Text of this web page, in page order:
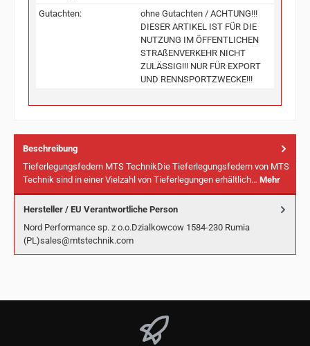
Gutachten:
ohne Gutachten / ACHTUNG!!!
DIESER ARTIKEL IST FÜR DIE
NUTZUNG IM ÖFFENTLICHEN
STRAßENVERKEHR NICHT
ZULÄSSIG!!! NUR FÜR EXPORT
UND RENNSPORTZWECKE!!!
Beschreibung
Tieferlegungsfedern MTS TechnikDie Tieferlegungsfedern von MTS
Technik sind in einer Vielzahl von Tieferlegungen erhältlich… Mehr
Hersteller / EU Verantwortliche Person
Nord Performance sp. z o.o.Dzialkowcow 1584-230 Rumia
(PL)sales@mtstechnik.com